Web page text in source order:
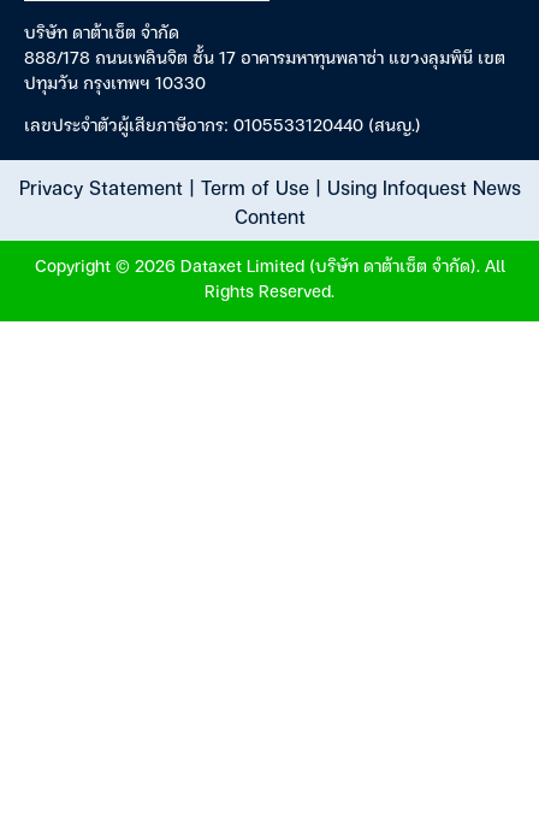
บริษัท ดาต้าเซ็ต จำกัด
888/178 ถนนเพลินจิต ชั้น 17 อาคารมหาทุนพลาซ่า แขวงลุมพินี เขต
ปทุมวัน กรุงเทพฯ 10330
เลขประจำตัวผู้เสียภาษีอากร: 0105533120440 (สนญ.)
Privacy Statement| Term of Use| Using Infoquest News
Content
Copyright © 2026 Dataxet Limited (บริษัท ดาต้าเซ็ต จำกัด). All
Rights Reserved.